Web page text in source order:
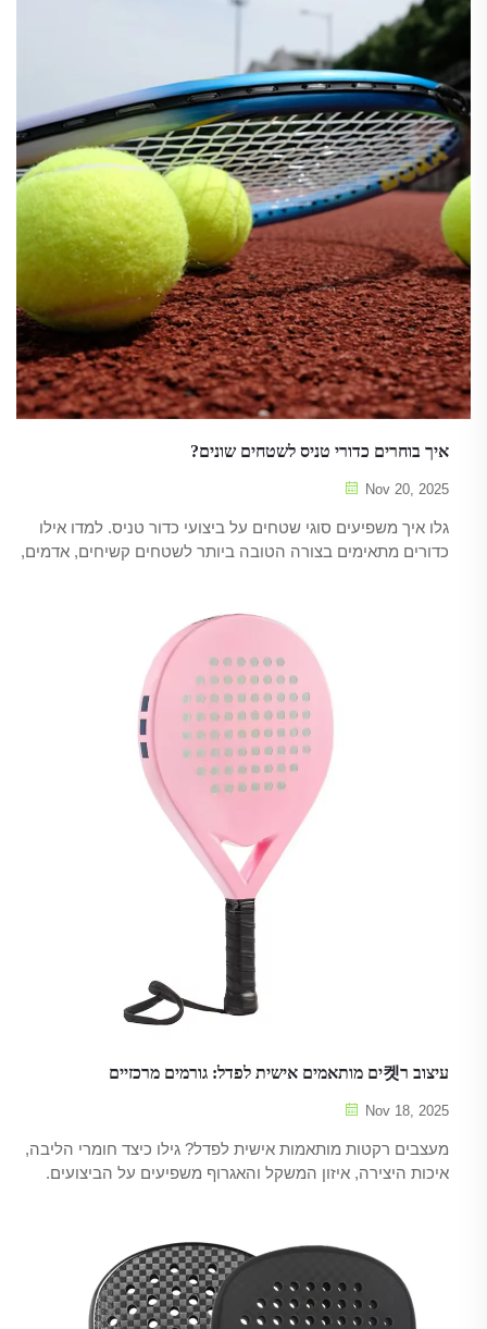
איך בוחרים כדורי טניס לשטחים שונים?
Nov 20, 2025
גלו איך משפיעים סוגי שטחים על ביצועי כדור טניס. למדו אילו
כדורים מתאימים בצורה הטובה ביותר לשטחים קשיחים, אדמים,
עיצוב ר켓ים מותאמים אישית לפדל: גורמים מרכזיים
Nov 18, 2025
מעצבים רקטות מותאמות אישית לפדל? גילו כיצד חומרי הליבה,
איכות היצירה, איזון המשקל והאגרוף משפיעים על הביצועים.